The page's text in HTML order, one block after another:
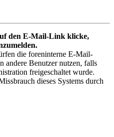
den E-Mail-Link klicke,
die foreninterne E-Mail-
andere Benutzer nutzen, falls
freigeschaltet wurde.
dieses Systems durch